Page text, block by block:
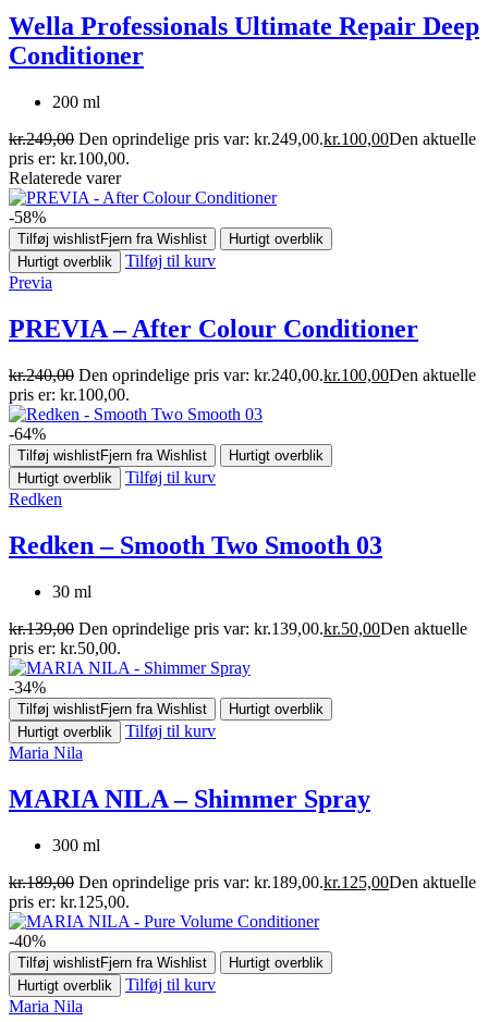
Wella Professionals Ultimate Repair Deep
Conditioner
200 ml
kr.249,00 Den oprindelige pris var: kr.249,00.kr.100,00Den aktuelle
pris er: kr.100,00.
Relaterede varer
-58%
Tilføj wishlistFjern fra Wishlist
Hurtigt overblik
Hurtigt overblik
Tilføj til kurv
Previa
PREVIA – After Colour Conditioner
kr.240,00 Den oprindelige pris var: kr.240,00.kr.100,00Den aktuelle
pris er: kr.100,00.
-64%
Tilføj wishlistFjern fra Wishlist
Hurtigt overblik
Hurtigt overblik
Tilføj til kurv
Redken
Redken – Smooth Two Smooth 03
30 ml
kr.139,00 Den oprindelige pris var: kr.139,00.kr.50,00Den aktuelle
pris er: kr.50,00.
-34%
Tilføj wishlistFjern fra Wishlist
Hurtigt overblik
Hurtigt overblik
Tilføj til kurv
Maria Nila
MARIA NILA – Shimmer Spray
300 ml
kr.189,00 Den oprindelige pris var: kr.189,00.kr.125,00Den aktuelle
pris er: kr.125,00.
-40%
Tilføj wishlistFjern fra Wishlist
Hurtigt overblik
Hurtigt overblik
Tilføj til kurv
Maria Nila